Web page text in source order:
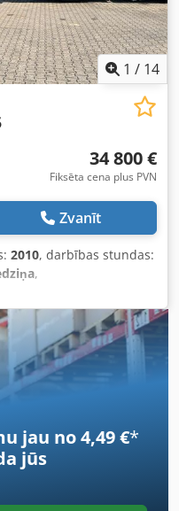
1 / 14
34 800 €
Fiksēta cena plus PVN
Zvanīt
2010, darbības stundas:
,
jau no 4,49 €*
jūs